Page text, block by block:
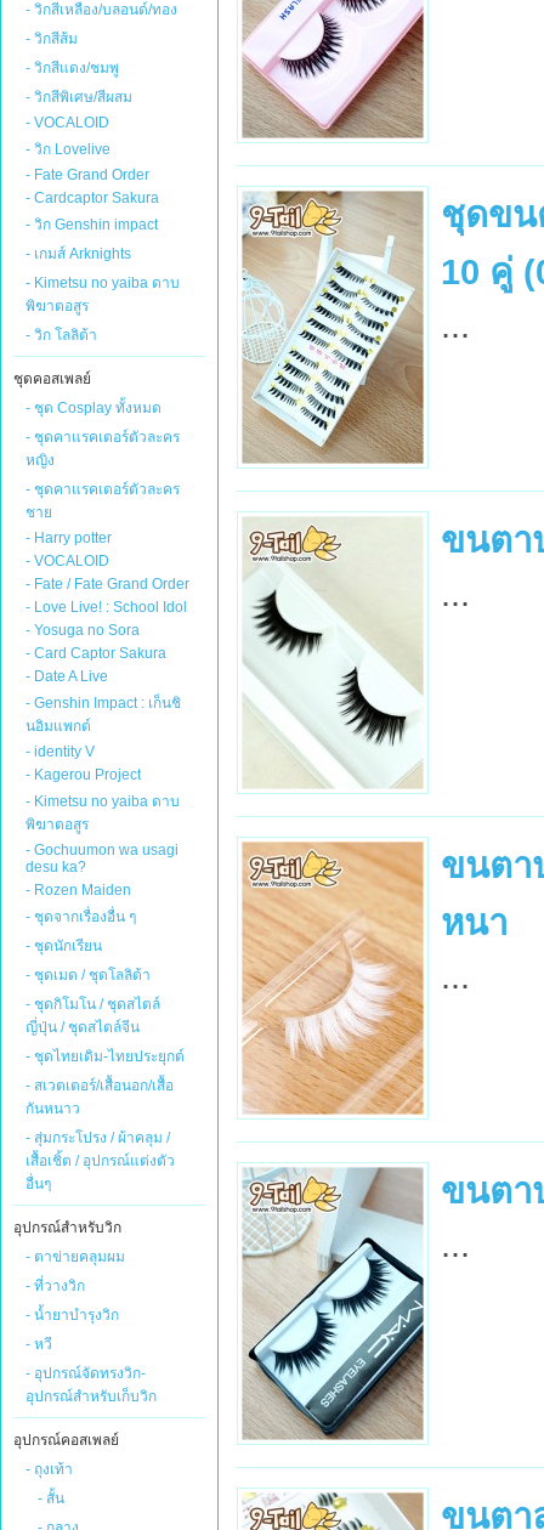
- วิกสีเหลือง/บลอนด์/ทอง
- วิกสีส้ม
- วิกสีแดง/ชมพู
- วิกสีพิเศษ/สีผสม
- VOCALOID
- วิก Lovelive
- Fate Grand Order
- Cardcaptor Sakura
- วิก Genshin impact
- เกมส์ Arknights
- Kimetsu no yaiba ดาบ
พิฆาตอสูร
- วิก โลลิต้า
ชุดคอสเพลย์
- ชุด Cosplay ทั้งหมด
- ชุดคาแรคเตอร์ตัวละคร
หญิง
- ชุดคาแรคเตอร์ตัวละคร
ชาย
- Harry potter
- VOCALOID
- Fate / Fate Grand Order
- Love Live! : School Idol
- Yosuga no Sora
- Card Captor Sakura
- Date A Live
- Genshin Impact : เก็นชิ
นอิมแพกต์
- identity V
- Kagerou Project
- Kimetsu no yaiba ดาบ
พิฆาตอสูร
- Gochuumon wa usagi
desu ka?
- Rozen Maiden
- ชุดจากเรื่องอื่น ๆ
- ชุดนักเรียน
- ชุดเมด / ชุดโลลิต้า
- ชุดกิโมโน / ชุดสไตล์
ญี่ปุ่น / ชุดสไตล์จีน
- ชุดไทยเดิม-ไทยประยุกต์
- สเวตเตอร์/เสื้อนอก/เสื้อ
กันหนาว
- สุ่มกระโปรง / ผ้าคลุม /
เสื้อเชิ้ต / อุปกรณ์แต่งตัว
อื่นๆ
อุปกรณ์สำหรับวิก
- ตาข่ายคลุมผม
- ที่วางวิก
- น้ำยาบำรุงวิก
- หวี
- อุปกรณ์จัดทรงวิก-
อุปกรณ์สำหรับเก็บวิก
อุปกรณ์คอสเพลย์
- ถุงเท้า
- สั้น
ชุดขน
10 คู่
...
ขนตา
...
ขนตา
หนา
...
ขนตา
...
ขนตา